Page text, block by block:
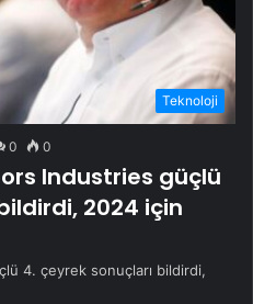
Teknoloji
0 0
Industries güçlü
2024 için
4. çeyrek sonuçları bildirdi,